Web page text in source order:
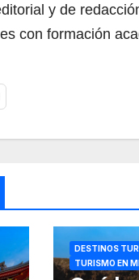
y de
con formación
DESTINOS
TURISMO EN